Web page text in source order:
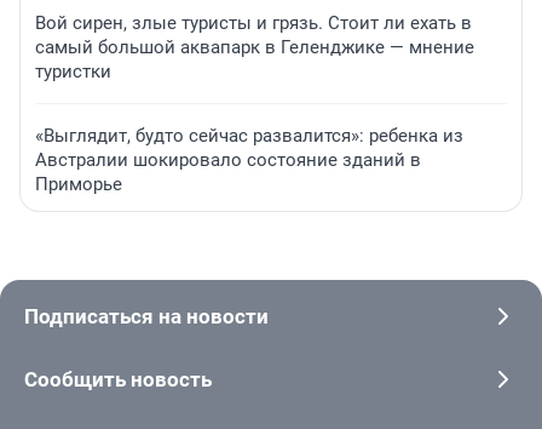
Вой сирен, злые туристы и грязь. Стоит ли ехать в
самый большой аквапарк в Геленджике — мнение
туристки
«Выглядит, будто сейчас развалится»: ребенка из
Австралии шокировало состояние зданий в
Приморье
Подписаться на новости
Сообщить новость